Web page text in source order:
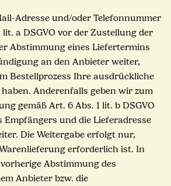
Adresse und/oder Telefonnummer
lit. a DSGVO vor der Zustellung der
Abstimmung eines Liefertermins
an den Anbieter weiter,
Bestellprozess Ihre ausdrückliche
Anderenfalls geben wir zum
gemäß Art. 6 Abs. 1 lit. b DSGVO
Empfängers und die Lieferadresse
Die Weitergabe erfolgt nur,
erforderlich ist. In
Abstimmung des
Anbieter bzw. die